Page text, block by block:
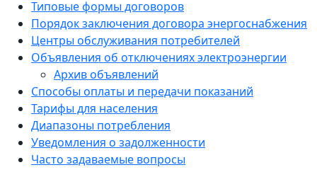
Типовые формы договоров
Порядок заключения договора энергоснабжения
Центры обслуживания потребителей
Объявления об отключениях электроэнергии
Архив объявлений
Способы оплаты и передачи показаний
Тарифы для населения
Диапазоны потребления
Уведомления о задолженности
Часто задаваемые вопросы